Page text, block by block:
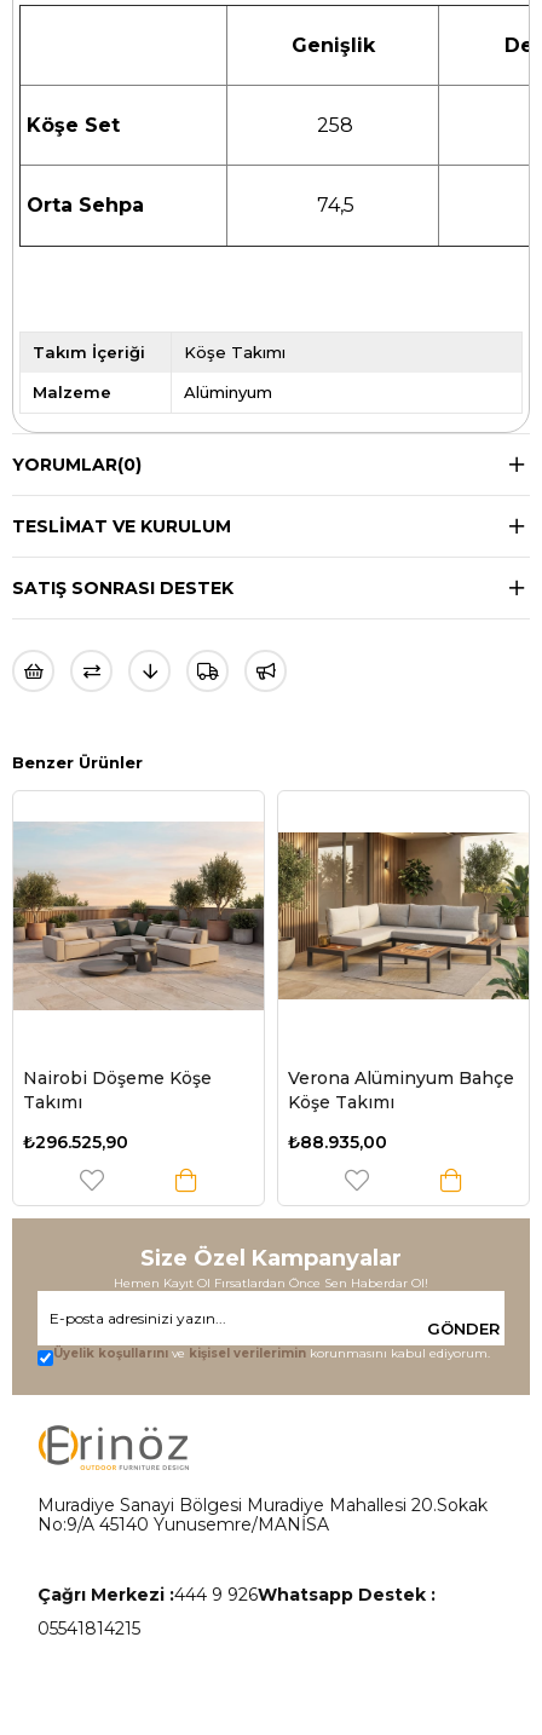
Genişlik
Köşe Set 258
Orta Sehpa 74,5
Takım İçeriği Köşe Takımı
Malzeme Alüminyum
YORUMLAR(0)
TESLIMAT VE KURULUM
SATIŞ SONRASI DESTEK
Benzer Ürünler
Nairobi Döşeme Köşe
Takımı
₺296.525,90
Verona Alüminyum Bahçe
Köşe Takımı
₺88.935,00
Size Özel Kampanyalar
Hemen Kayıt Ol Fırsatlardan Önce Sen Haberdar Ol!
GÖNDER
Üyelik koşullarını ve kişisel verilerimin korunmasını kabul ediyorum.
Muradiye Sanayi Bölgesi Muradiye Mahallesi 20.Sokak
No:9/A 45140 Yunusemre/MANİSA
Çağrı Merkezi :444 9 926Whatsapp Destek :
05541814215